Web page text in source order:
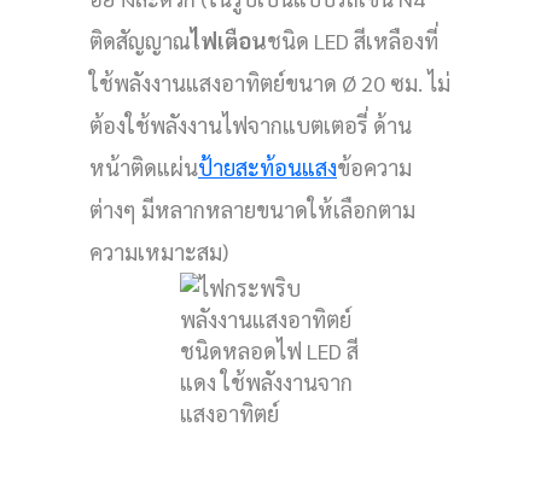
ติดสัญญาณไฟเตือนชนิด LED สีเหลืองที่
ใช้พลังงานแสงอาทิตย์ขนาด Ø 20 ซม. ไม่
ต้องใช้พลังงานไฟจากแบตเตอรี่ ด้าน
หน้าติดแผ่นป้ายสะท้อนแสงข้อความ
ต่างๆ มีหลากหลายขนาดให้เลือกตาม
ความเหมาะสม)